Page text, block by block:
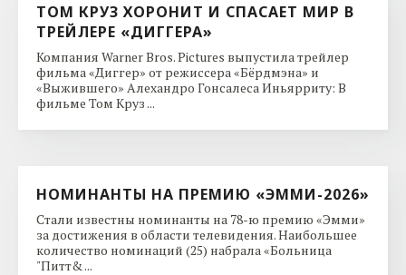
ТОМ КРУЗ ХОРОНИТ И СПАСАЕТ МИР В
ТРЕЙЛЕРЕ «ДИГГЕРА»
Компания Warner Bros. Pictures выпустила трейлер
фильма «Диггер» от режиссера «Бёрдмэна» и
«Выжившего» Алехандро Гонсалеса Иньярриту: В
фильме Том Круз ...
НОМИНАНТЫ НА ПРЕМИЮ «ЭММИ-2026»
Стали известны номинанты на 78-ю премию «Эмми»
за достижения в области телевидения. Наибольшее
количество номинаций (25) набрала «Больница
"Питт& ...